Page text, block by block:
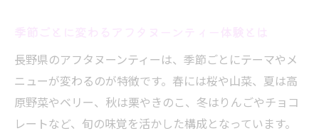
アフタヌーンティーと長野の食文化の新提
案
長野県のアフタヌーンティーは、季節ごとにテーマやメ
ニューが変わるのが特徴です。春には桜や山菜、夏は高
原野菜やベリー、秋は栗やきのこ、冬はりんごやチョコ
レートなど、旬の味覚を活かした構成となっています。